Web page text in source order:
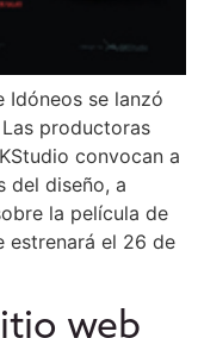
Idóneos se lanzó
productoras
convocan a
del diseño, a
la película de
estrenará el 26 de
web